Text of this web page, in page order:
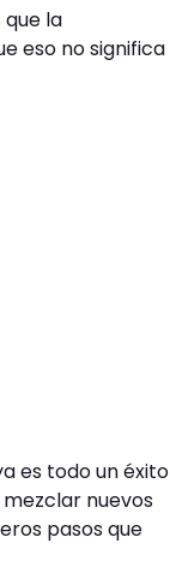
la
eso no significa
es todo un éxito
nuevos
pasos que